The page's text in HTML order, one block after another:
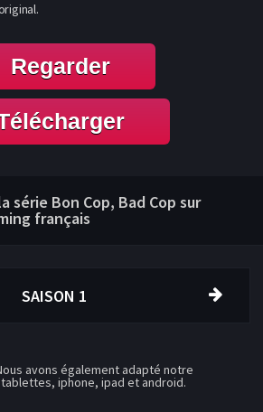
Regarder
série Bon Cop, Bad Cop sur
français
SAISON 1
avons également adapté notre
iphone, ipad et android.